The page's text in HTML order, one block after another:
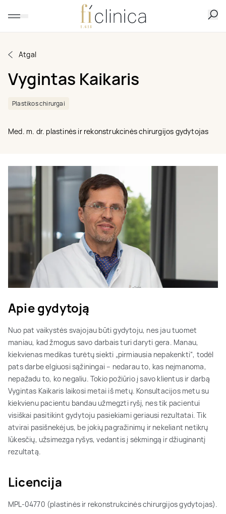
Atgal
Vygintas Kaikaris
Plastikos chirurgai
Med. m. dr. plastinės ir rekonstrukcinės chirurgijos gydytojas
Apie gydytoją
Nuo pat vaikystės svajojau būti gydytoju, nes jau tuomet
maniau, kad žmogus savo darbais turi daryti gera. Manau,
kiekvienas medikas turėtų siekti „pirmiausia nepakenkti“, todėl
pats darbe elgiuosi sąžiningai – nedarau to, kas neįmanoma,
nepažadu to, ko negaliu. Tokio požiūrio į savo klientus ir darbą
Vygintas Kaikaris laikosi metai iš metų. Konsultacijos metu su
kiekvienu pacientu bandau užmegzti ryšį, nes tik pacientui
visiškai pasitikint gydytoju pasiekiami geriausi rezultatai. Tik
atvirai pasišnekėjus, be jokių pagražinimų ir nekeliant netikrų
lūkesčių, užsimezga ryšys, vedantis į sėkmingą ir džiuginantį
rezultatą.
Licencija
MPL-04770 (plastinės ir rekonstrukcinės chirurgijos gydytojas).